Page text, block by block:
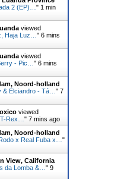
2 (EP)… " 1 min
viewed
Haja Luz… " 6 mins
viewed
- Pic… " 6 mins
Noord-holland
& Elciandro - Tá… " 7
viewed
Rex… " 7 mins ago
Noord-holland
x Real Fuba x… "
View, California
da Lomba &… " 9